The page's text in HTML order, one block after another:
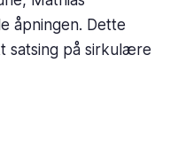
åpningen. Dette
satsing på sirkulære